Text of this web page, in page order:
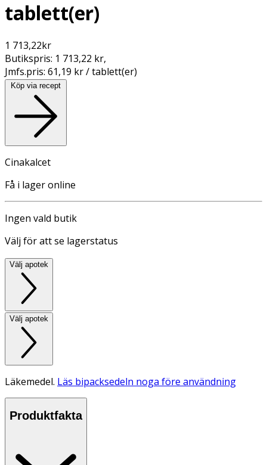
tablett(er)
1 713,22kr
Butikspris: 1 713,22 kr,
Jmfs.pris: 61,19 kr / tablett(er)
Köp via recept
Cinakalcet
Få i lager online
Ingen vald butik
Välj för att se lagerstatus
Välj apotek
Välj apotek
Läkemedel. Läs bipacksedeln noga före användning
Produktfakta